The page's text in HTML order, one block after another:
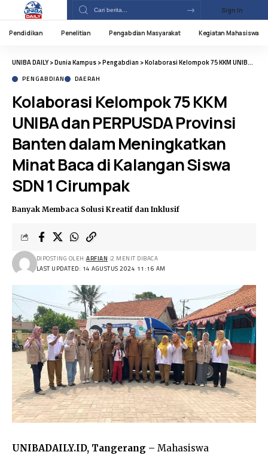
Sign In
Pendidikan Penelitian Pengabdian Masyarakat Kegiatan Mahasiswa
UNIBA DAILY>Dunia Kampus>Pengabdian >Kolaborasi Kelompok 75 KKM UNIBA dan PERPUSDA Provinsi Banten dalam Meningkatkan Minat Baca di Kalangan Siswa SDN 1 Cirumpak
PENGABDIAN DAERAH
Kolaborasi Kelompok 75 KKM
UNIBA dan PERPUSDA Provinsi
Banten dalam Meningkatkan
Minat Baca di Kalangan Siswa
SDN 1 Cirumpak
Banyak Membaca Solusi Kreatif dan Inklusif
LAST UPDATED: 14 AGUSTUS 2024 11:16 AM
DIPOSTING OLEH:ARFIAN 2 MENIT DIBACA
UNIBADAILY.ID, Tangerang – Mahasiswa